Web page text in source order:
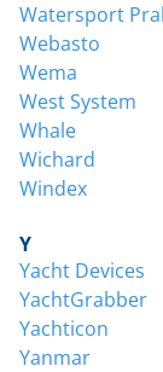
Watersport
Webasto
Wema
West System
Whale
Wichard
Windex
Y
Yacht Devices
YachtGrabber
Yachticon
Yanmar